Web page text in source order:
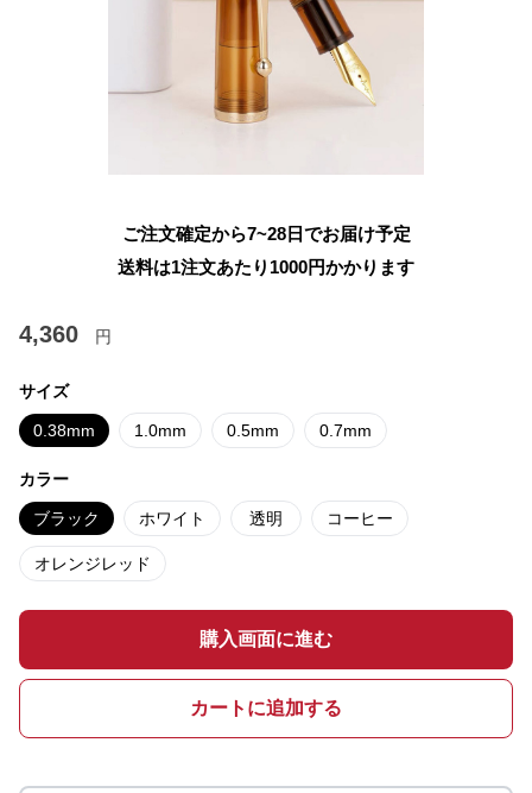
ご注文確定から7~28日でお届け予定
送料は1注文あたり 1000円かかります
4,360 円
サイズ
0.38mm 1.0mm 0.5mm 0.7mm
カラー
ブラック ホワイト 透明 コーヒー
オレンジレッド
購入画面に進む
カートに追加する